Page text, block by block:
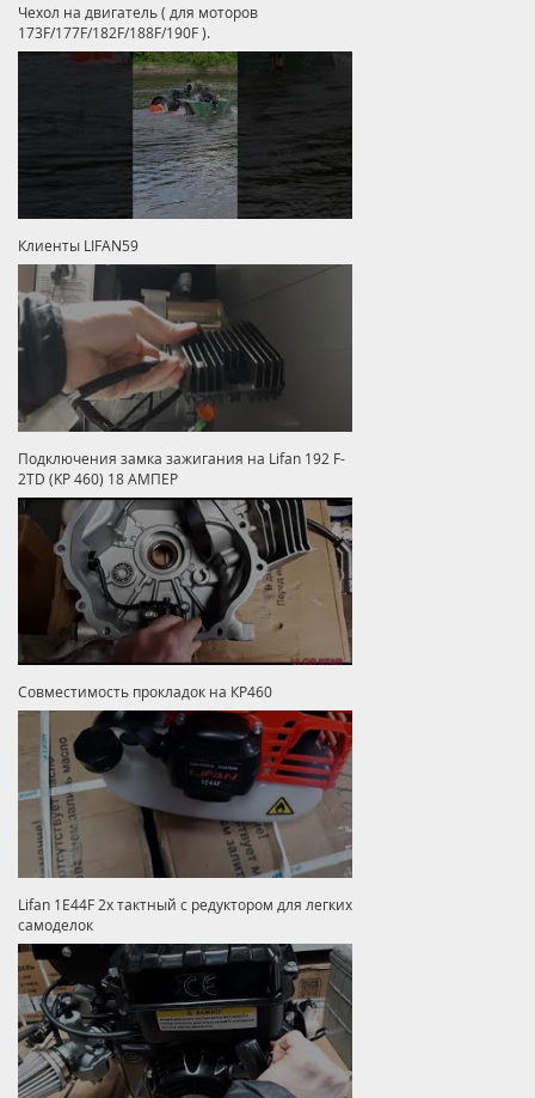
Чехол на двигатель ( для моторов
173F/177F/182F/188F/190F ).
Клиенты LIFAN59
Подключения замка зажигания на Lifan 192 F-
2TD (KP 460) 18 АМПЕР
Совместимость прокладок на КР460
Lifan 1E44F 2х тактный с редуктором для легких
самоделок